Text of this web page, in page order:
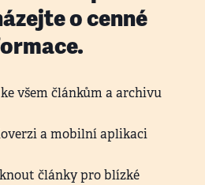
o cenné
všem článkům a archivu
a mobilní aplikaci
články pro blízké